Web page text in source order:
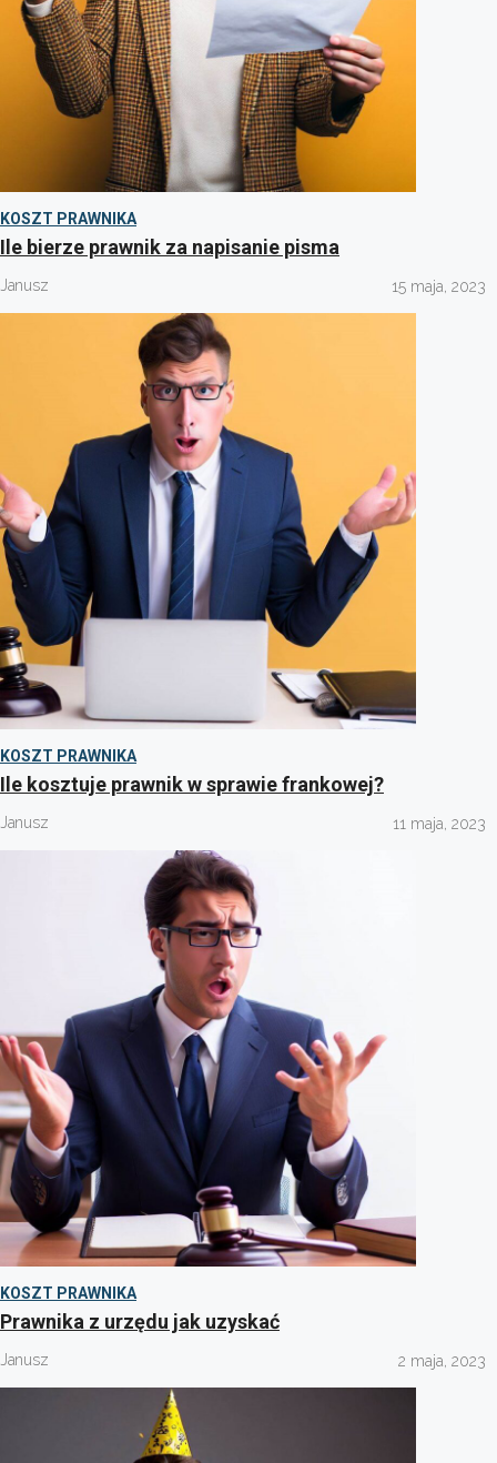
KOSZT PRAWNIKA
Ile bierze prawnik za napisanie pisma
Janusz 15 maja, 2023
KOSZT PRAWNIKA
Ile kosztuje prawnik w sprawie frankowej?
Janusz 11 maja, 2023
KOSZT PRAWNIKA
Prawnika z urzędu jak uzyskać
Janusz 2 maja, 2023